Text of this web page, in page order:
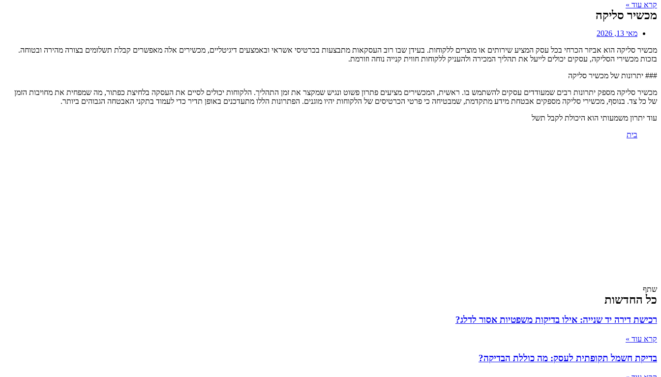
קרא עוד »
מכשיר סליקה
מאי 13, 2026
מכשיר סליקה הוא אביזר הכרחי בכל עסק המציע שירותים או מוצרים ללקוחות. בעידן שבו רוב העסקאות מתבצעות בכרטיסי אשראי ובאמצעים דיגיטליים, מכשירים אלה מאפשרים קבלת תשלומים בצורה מהירה ובטוחה.
בזכות מכשירי הסליקה, עסקים יכולים לייעל את תהליך המכירה ולהעניק ללקוחות חווית קנייה נוחה וזורמת.
### יתרונות של מכשיר סליקה
מכשיר סליקה מספק יתרונות רבים שמעודדים עסקים להשתמש בו. ראשית, המכשירים מציעים פתרון פשוט ונגיש שמקצר את זמן התהליך. הלקוחות יכולים לסיים את העסקה בלחיצת כפתור, מה שמפחית את מחויבות הזמן
של כל צד. בנוסף, מכשירי סליקה מספקים אבטחת מידע מתקדמת, שמבטיחה כי פרטי הכרטיסים של הלקוחות יהיו מוגנים. הפתרונות הללו מתעדכנים באופן תדיר כדי לעמוד בתקני האבטחה הגבוהים ביותר.
עוד יתרון משמעותי הוא היכולת לקבל תשל
בית
שתף
כל החדשות
רכישת דירה יד שנייה: אילו בדיקות משפטיות אסור לדלג?
קרא עוד »
בדיקת חשמל תקופתית לעסק: מה כוללת הבדיקה?